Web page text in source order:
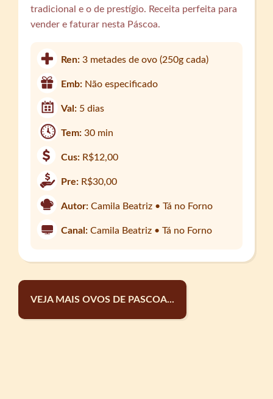
tradicional e o de prestígio. Receita perfeita para
vender e faturar nesta Páscoa.
Ren:3 metades de ovo (250g cada)
Emb: Não especificado
Val: 5 dias
Tem:30 min
Cus: R$12,00
Pre: R$30,00
Autor: Camila Beatriz • Tá no Forno
Canal: Camila Beatriz • Tá no Forno
VEJA MAIS OVOS DE PASCOA...